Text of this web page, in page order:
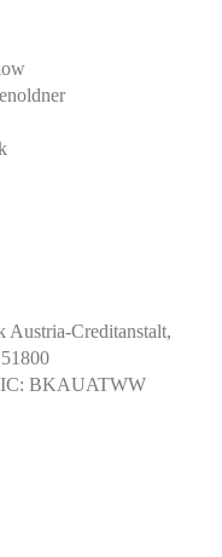
Creditanstalt,
BKAUATWW